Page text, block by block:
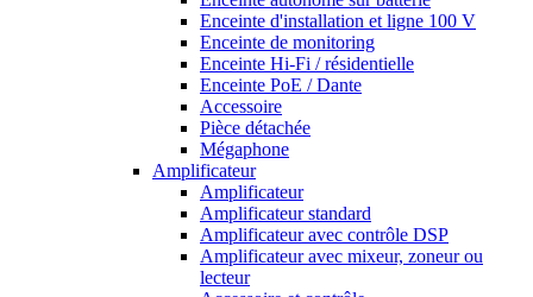
Enceinte d'installation et ligne 100 V
Enceinte de monitoring
Enceinte Hi-Fi / résidentielle
Enceinte PoE / Dante
Accessoire
Pièce détachée
Mégaphone
Amplificateur
Amplificateur
Amplificateur standard
Amplificateur avec contrôle DSP
Amplificateur avec mixeur, zoneur ou
lecteur